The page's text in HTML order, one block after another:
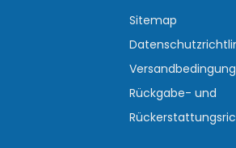
Sitemap
Rückgabe- und